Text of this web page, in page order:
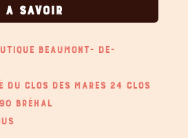
A SAVOIR
BEAUMONT- DE-
DU CLOS DES MARES 24 CLOS
BRÉHAL